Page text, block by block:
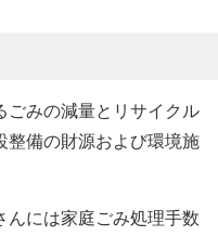
みの減量とリサイクル
整備の財源および環境施
には家庭ごみ処理手数